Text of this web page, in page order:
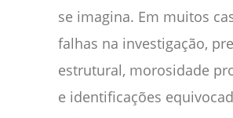
se imagina. Em muitos
falhas na investigação,
estrutural, morosidade
e identificações